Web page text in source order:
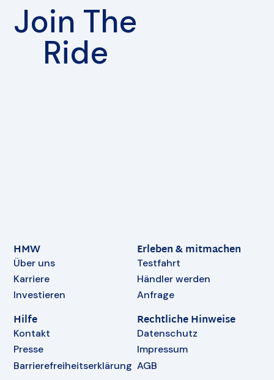
Join The
Ride
HMW
Über uns
Karriere
Investieren
Erleben & mitmachen
Testfahrt
Händler werden
Anfrage
Hilfe
Kontakt
Presse
Barrierefreiheitserklärung
Rechtliche Hinweise
Datenschutz
Impressum
AGB